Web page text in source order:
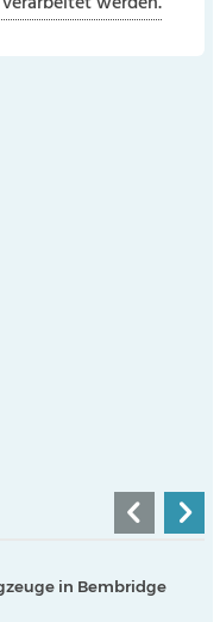
in Bembridge